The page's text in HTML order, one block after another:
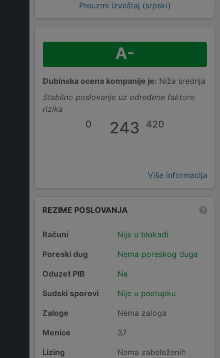
Preuzmi izveštaj (srpski)
A-
Dubinska ocena kompanije je: Niža srednja
Stabilno poslovanje uz određene faktore
rizika
0 243 420
Više informacija
REZIME POSLOVANJA
Računi
Nije u blokadi
Poreski dug
Nema poreskog duga
Oduzet PIB
Ne
Sudski sporovi
Nije u postupku
Zaloge
Nema zaloga
Menice
37
Lizing
Nema zabeleženih